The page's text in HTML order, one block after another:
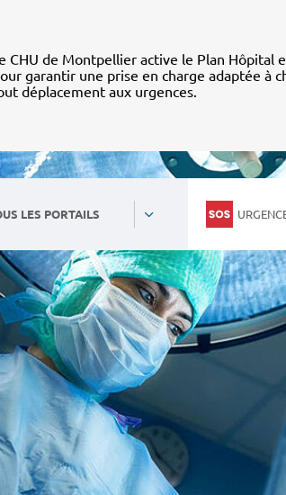
CHU de Montpellier active le Plan Hôpital
garantir une prise en charge adaptée à
déplacement aux urgences.
LES PORTAILS